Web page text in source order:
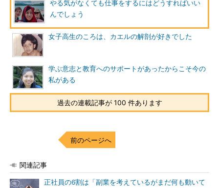
やる気がなくても仕事をするにはどうすればいい
んでしょう
女子高生のころは、カエルの解剖が好きでした
学ぶ意志と教育へのサポートがあったからこそ今の
私がある
過去の連載記事が 100 件あります
前のページへ
関連記事
正社員の6割は「副業を考えているがまだ何も動いて